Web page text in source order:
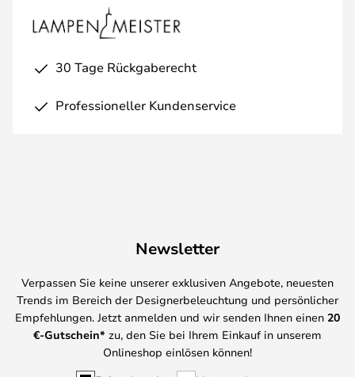
30 Tage Rückgaberecht
Professioneller Kundenservice
Newsletter
Verpassen Sie keine unserer exklusiven Angebote, neuesten
Trends im Bereich der Designerbeleuchtung und persönlicher
Empfehlungen. Jetzt anmelden und wir senden Ihnen einen 20
€-Gutschein* zu, den Sie bei Ihrem Einkauf in unserem
Onlineshop einlösen können!